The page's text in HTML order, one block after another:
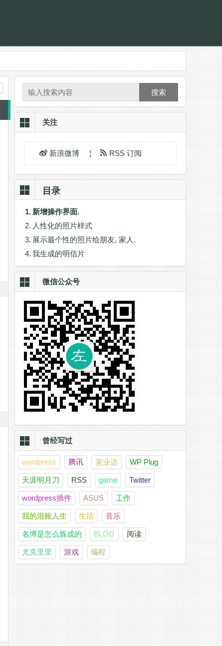
搜索
关注
新浪微博 ¦ RSS 订阅
目录
新增操作界面.
人性化的照片样式
展示最个性的照片给朋友, 家人.
我生成的明信片
微信公众号
曾经写过
wordpress 腾讯 英业达 WP Plug
天涯明月刀 RSS game Twitter
wordpress插件 ASUS 工作
我的混账人生 生活 音乐
名博是怎么炼成的 BLOG 阅读
尤克里里 游戏 编程